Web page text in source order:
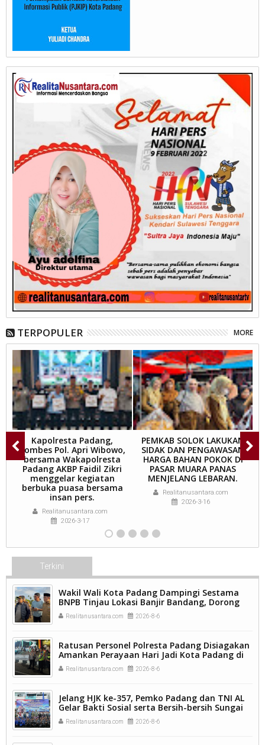
TERPOPULER MORE
Kapolresta Padang,
Kombes Pol. Apri Wibowo,
bersama Wakapolresta
Padang AKBP Faidil Zikri
menggelar kegiatan
berbuka puasa bersama
insan pers.
Realitanusantara.com
2026-3-17
PEMKAB SOLOK LAKUKAN
SIDAK DAN PENGAWASAN
HARGA BAHAN POKOK DI
PASAR MUARA PANAS
MENJELANG LEBARAN.
Realitanusantara.com
2026-3-16
Terkini
Wakil Wali Kota Padang Dampingi Sestama
BNPB Tinjau Lokasi Banjir Bandang, Dorong
Percepatan Penanganan Pascabencana.
Realitanusantara.com 2026-8-6
Ratusan Personel Polresta Padang Disiagakan
Amankan Perayaan Hari Jadi Kota Padang di
Kawasan Pantai Padang.
Realitanusantara.com 2026-8-6
Jelang HJK ke-357, Pemko Padang dan TNI AL
Gelar Bakti Sosial serta Bersih-bersih Sungai
Batang Arau.
Realitanusantara.com 2026-8-6